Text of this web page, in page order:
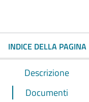
INDICE DELLA PAGINA
Descrizione
Documenti